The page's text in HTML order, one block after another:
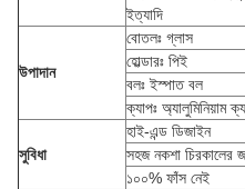
ইত্যাদি
উপাদান
বোতলঃ গ্লাস
হোল্ডারঃ পিই
বলঃ ইস্পাত বল
ক্যাপঃ অ্যালুমিনিয়াম
সুবিধা
হাই-এন্ড ডিজাইন
সহজ নকশা চিরকালের
১০০% ফাঁস নেই